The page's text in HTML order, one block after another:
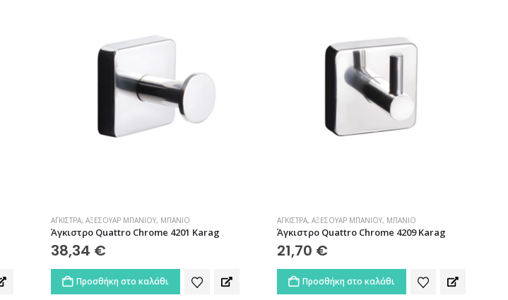
ΆΓΚΙΣΤΡΑ, ΑΞΕΣΟΥΆΡ ΜΠΆΝΙΟΥ, ΜΠΆΝΙΟ
Άγκιστρο Quattro Chrome 4201 Karag
38,34 €
Προσθήκη στο καλάθι
ΆΓΚΙΣΤΡΑ, ΑΞΕΣΟΥΆΡ ΜΠΆΝΙΟΥ, ΜΠΆΝΙΟ
Άγκιστρο Quattro Chrome 4209 Karag
21,70 €
Προσθήκη στο καλάθι